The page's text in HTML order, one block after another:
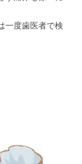
一度歯医者で検